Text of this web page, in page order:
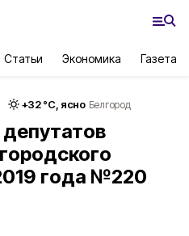
Статьи Экономика Газета
+32°С, ясно Белгород
года №220